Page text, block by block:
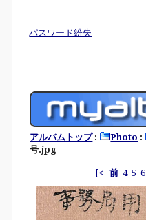
パスワード紛失
アルバムトップ: Photo :
号.jpg
[< 前 4 5 6